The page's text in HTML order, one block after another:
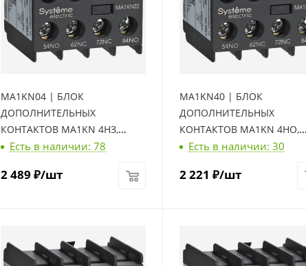
MA1KN04 | БЛОК
ДОПОЛНИТЕЛЬНЫХ
КОНТАКТОВ MA1KN 4НЗ,
Systeme Electric
Есть в наличии: 78
2 489 ₽/шт
MA1KN40 | БЛОК
ДОПОЛНИТЕЛЬНЫХ
КОНТАКТОВ MA1KN 4НО,
Systeme Electric
Есть в наличии: 30
2 221 ₽/шт